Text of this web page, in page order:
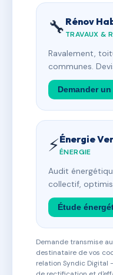
🔧 Rénov
TRAVAUX &
Ravalement,
communes.
Demander
⚡Énergie
ÉNERGIE
Audit
collectif,
Étude
Demande transmise
destinataire de vos
relation Syndic Digital